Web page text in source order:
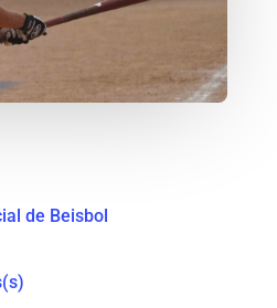
de Beisbol